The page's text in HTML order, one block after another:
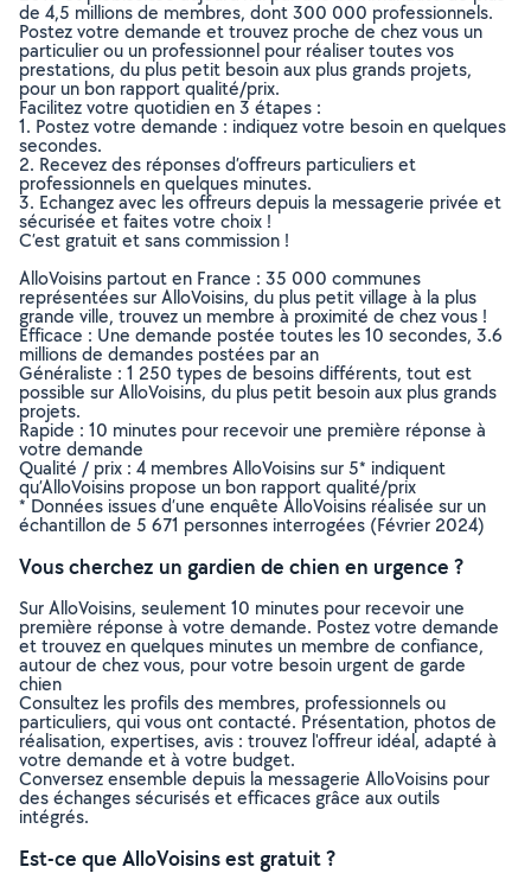
de 4,5 millions de membres, dont 300 000 professionnels.
Postez votre demande et trouvez proche de chez vous un
particulier ou un professionnel pour réaliser toutes vos
prestations, du plus petit besoin aux plus grands projets,
pour un bon rapport qualité/prix.
Facilitez votre quotidien en 3 étapes :
1. Postez votre demande : indiquez votre besoin en quelques
secondes.
2. Recevez des réponses d’offreurs particuliers et
professionnels en quelques minutes.
3. Echangez avec les offreurs depuis la messagerie privée et
sécurisée et faites votre choix !
C’est gratuit et sans commission !
AlloVoisins partout en France : 35 000 communes
représentées sur AlloVoisins, du plus petit village à la plus
grande ville, trouvez un membre à proximité de chez vous !
Efficace : Une demande postée toutes les 10 secondes, 3.6
millions de demandes postées par an
Généraliste : 1 250 types de besoins différents, tout est
possible sur AlloVoisins, du plus petit besoin aux plus grands
projets.
Rapide : 10 minutes pour recevoir une première réponse à
votre demande
Qualité / prix : 4 membres AlloVoisins sur 5* indiquent
qu’AlloVoisins propose un bon rapport qualité/prix
* Données issues d’une enquête AlloVoisins réalisée sur un
échantillon de 5 671 personnes interrogées (Février 2024)
Vous cherchez un gardien de chien en urgence ?
Sur AlloVoisins, seulement 10 minutes pour recevoir une
première réponse à votre demande. Postez votre demande
et trouvez en quelques minutes un membre de confiance,
autour de chez vous, pour votre besoin urgent de garde
chien
Consultez les profils des membres, professionnels ou
particuliers, qui vous ont contacté. Présentation, photos de
réalisation, expertises, avis : trouvez l'offreur idéal, adapté à
votre demande et à votre budget.
Conversez ensemble depuis la messagerie AlloVoisins pour
des échanges sécurisés et efficaces grâce aux outils
intégrés.
Est-ce que AlloVoisins est gratuit ?